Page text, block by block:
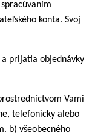
konta. Svoj
a prijatia objednávky
Vami
telefonicky alebo
b) všeobecného